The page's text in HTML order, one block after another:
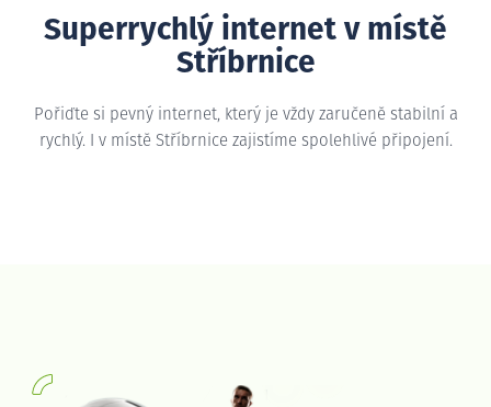
Superrychlý internet v místě
Stříbrnice
Pořiďte si pevný internet, který je vždy zaručeně stabilní a
rychlý. I v místě Stříbrnice zajistíme spolehlivé připojení.